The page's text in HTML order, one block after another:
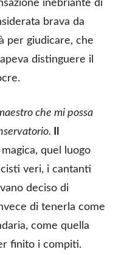
inebriante di
brava da
per giudicare, che
distinguere il
che mi possa
quel luogo
veri, i cantanti
deciso di
di tenerla come
come quella
finito i compiti.